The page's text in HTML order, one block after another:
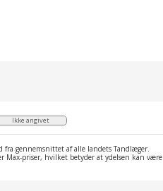
Ikke angivet
fra gennemsnittet af alle landets Tandlæger.
Max-priser, hvilket betyder at ydelsen kan være